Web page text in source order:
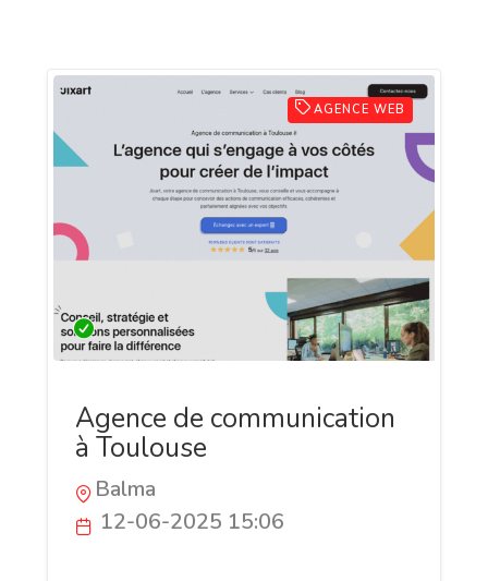
AGENCE WEB
Agence de communication
à Toulouse
Balma
12-06-2025 15:06